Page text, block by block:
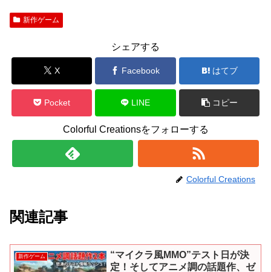
新作ゲーム
シェアする
X Facebook はてブ
Pocket LINE コピー
Colorful Creationsをフォローする
Colorful Creations
関連記事
新作ゲーム
“マイクラ風MMO”テスト日が決
定！そしてアニメ調の話題作、ゼ